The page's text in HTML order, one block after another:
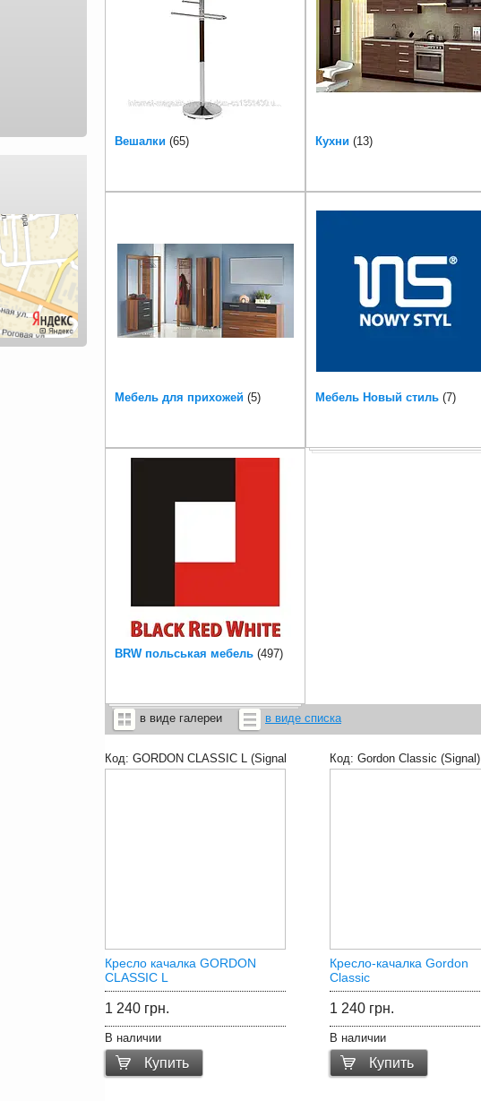
Вешалки 65 Кухни 13
Мебель для прихожей 5 Мебель Новый стиль 7
BRW польськая мебель 497
в виде галереи в виде списка
Код: GORDON CLASSIC L (Signal)
Кресло качалка GORDON
CLASSIC L
1 240 грн.
В наличии
Купить
Код: Gordon Classic (Signal)
Кресло-качалка Gordon
Classic
1 240 грн.
В наличии
Купить